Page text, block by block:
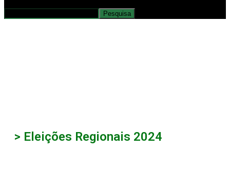
> Eleições Regionais 2024